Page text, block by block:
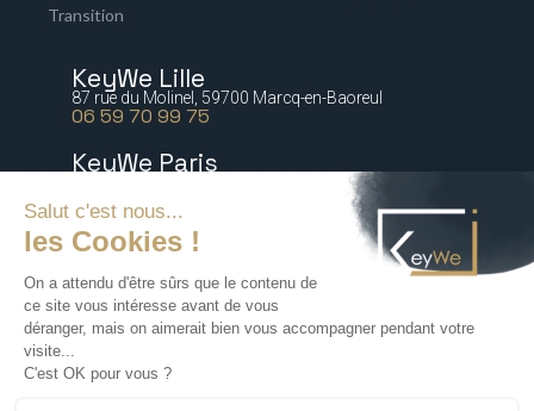
Transition
KeyWe Lille
87 rue du Molinel, 59700 Marcq-en-Baoreul
06 59 70 99 75
KeyWe Paris
5 bis rue Marguerite de Rochechouart 75009 Paris
06 77 64 21 54
KeyWe Nantes
06 16 47 67 88
KeyWe Lyon
72 rue Tronchet, 69006 Lyon
06 18 71 76 60